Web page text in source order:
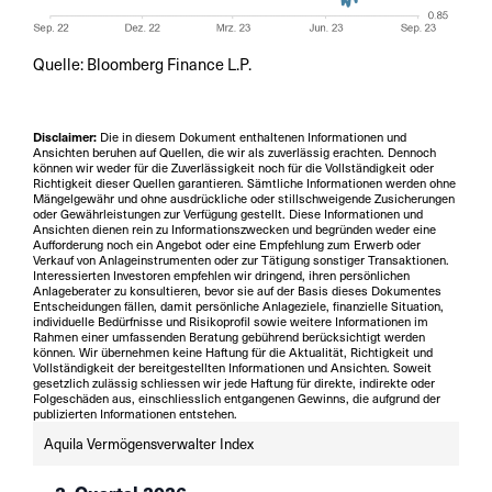
Quelle: Bloomberg Finance L.P.
Disclaimer: Die in diesem Dokument enthaltenen Informationen und
Ansichten beruhen auf Quellen, die wir als zuverlässig erachten. Dennoch
können wir weder für die Zuverlässigkeit noch für die Vollständigkeit oder
Richtigkeit dieser Quellen garantieren. Sämtliche Informationen werden ohne
Mängelgewähr und ohne ausdrückliche oder stillschweigende Zusicherungen
oder Gewährleistungen zur Verfügung gestellt. Diese Informationen und
Ansichten dienen rein zu Informationszwecken und begründen weder eine
Aufforderung noch ein Angebot oder eine Empfehlung zum Erwerb oder
Verkauf von Anlageinstrumenten oder zur Tätigung sonstiger Transaktionen.
Interessierten Investoren empfehlen wir dringend, ihren persönlichen
Anlageberater zu konsultieren, bevor sie auf der Basis dieses Dokumentes
Entscheidungen fällen, damit persönliche Anlageziele, finanzielle Situation,
individuelle Bedürfnisse und Risikoprofil sowie weitere Informationen im
Rahmen einer umfassenden Beratung gebührend berücksichtigt werden
können. Wir übernehmen keine Haftung für die Aktualität, Richtigkeit und
Vollständigkeit der bereitgestellten Informationen und Ansichten. Soweit
gesetzlich zulässig schliessen wir jede Haftung für direkte, indirekte oder
Folgeschäden aus, einschliesslich entgangenen Gewinns, die aufgrund der
publizierten Informationen entstehen.
Aquila Vermögensverwalter Index